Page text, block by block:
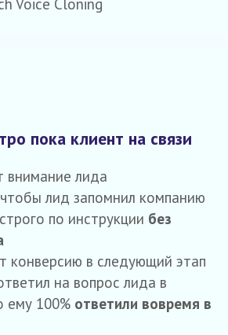
Voice Cloning
пока клиент на связи
внимание лида
лид запомнил компанию
по инструкции без
конверсию в следующий этап
на вопрос лида в
ему 100% ответили вовремя в